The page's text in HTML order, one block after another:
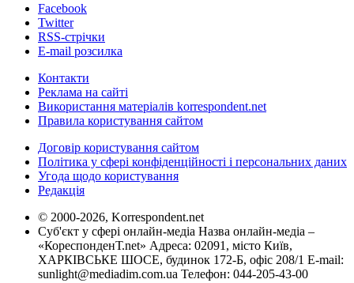
Facebook
Twitter
RSS-стрічки
E-mail розсилка
Контакти
Реклама на сайті
Використання матеріалів korrespondent.net
Правила користування сайтом
Договір користування сайтом
Політика у сфері конфіденційності і персональних даних
Угода щодо користування
Редакція
© 2000-2026, Korrespondent.net
Суб'єкт у сфері онлайн-медіа Назва онлайн-медіа –
«КореспонденТ.net» Адреса: 02091, місто Київ,
ХАРКІВСЬКЕ ШОСЕ, будинок 172-Б, офіс 208/1 E-mail:
sunlight@mediadim.com.ua Телефон: 044-205-43-00